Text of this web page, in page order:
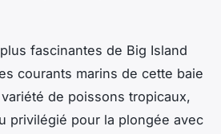
fascinantes de Big Island
courants marins de cette baie
de poissons tropicaux,
privilégié pour la plongée avec